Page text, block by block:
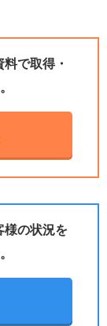
で取得・
様の状況を